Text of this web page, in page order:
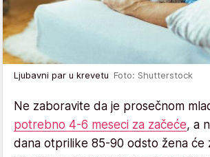
Ljubavni par u krevetu Foto: Shutterstock
Ne zaboravite da je prosečnom
potrebno 4-6 meseci za začeće, a
dana otprilike 85-90 odsto žena će